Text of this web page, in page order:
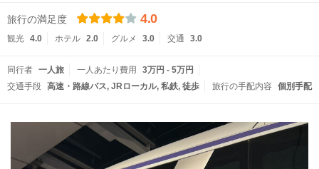
旅行の満足度 4.0
観光 4.0 ホテル 2.0 グルメ 3.0 交通 3.0
同行者 一人旅 一人あたり費用
3万円 - 5万円
交通手段 高速・路線バス JRローカル 私鉄 徒歩 旅行の手配内容 個別手配